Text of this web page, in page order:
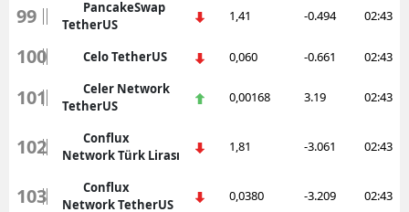
99
PancakeSwap
TetherUS
1,41 -0.494 02:43
100 Celo TetherUS 0,060 -0.661 02:43
101
Celer Network
TetherUS
0,00168 3.19 02:43
102
Conflux
Network Türk Lirası
1,81 -3.061 02:43
103
Conflux
Network TetherUS
0,0380 -3.209 02:43